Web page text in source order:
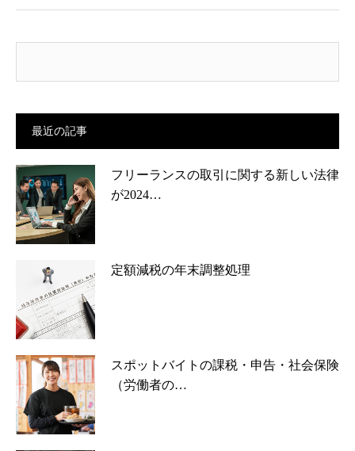
最近の記事
フリーランスの取引に関する新しい法律
が2024…
定額減税の年末調整処理
スポットバイトの課税・申告・社会保険
（労働者の…